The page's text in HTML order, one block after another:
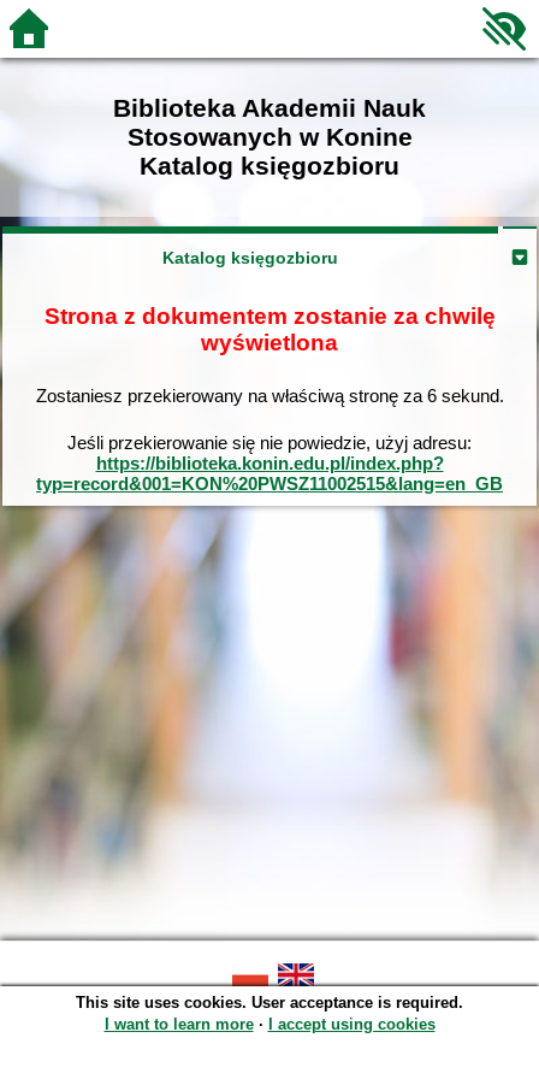
Biblioteka Akademii Nauk
Stosowanych w Konine
Katalog księgozbioru
Katalog księgozbioru
Strona z dokumentem zostanie za chwilę
wyświetlona
Zostaniesz przekierowany na właściwą stronę za 6sekund.
Jeśli przekierowanie się nie powiedzie, użyj adresu:
https://biblioteka.konin.edu.pl/index.php?
typ=record&001=KON%20PWSZ11002515&lang=en_GB
SOWA OPAC v. 6.11.10 (2026-07-24)
Generated in 0,0044 s.
This site uses cookies. User acceptance is required.
I want to learn more∙ I accept using cookies